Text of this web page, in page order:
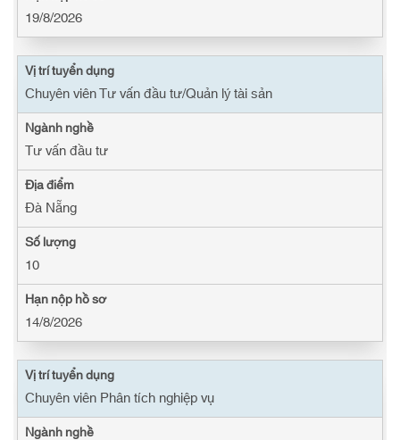
19/8/2026
Chuyên viên Tư vấn đầu tư/Quản lý tài sản
Tư vấn đầu tư
Đà Nẵng
10
14/8/2026
Chuyên viên Phân tích nghiệp vụ